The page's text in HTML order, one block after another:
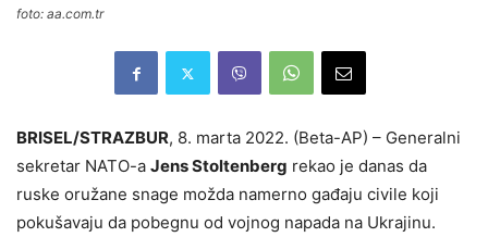
foto: aa.com.tr
BRISEL/STRAZBUR, 8. marta 2022. (Beta-AP) – Generalni
sekretar NATO-a Jens Stoltenberg rekao je danas da
ruske oružane snage možda namerno gađaju civile koji
pokušavaju da pobegnu od vojnog napada na Ukrajinu.